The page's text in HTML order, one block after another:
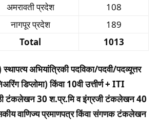
अमरावती प्रदेश
108
नागपूर प्रदेश
189
Total
1013
अभियांत्रिकी पदविका/पदवी/पदव्यूत्तर
डिप्लोमा) किंवा 10वी उत्तीर्ण + ITI
टंकलेखन 30 श.प्र.मि व इंग्रजी टंकलेखन 40
वाणिज्य प्रमाणपत्र किंवा संगणक टंकलेखन